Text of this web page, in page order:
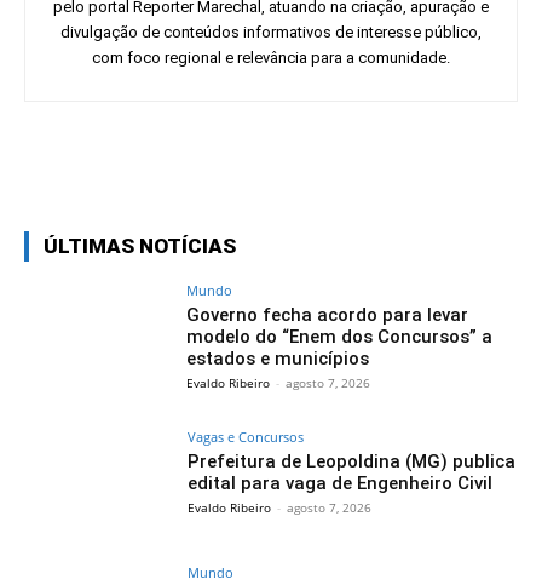
pelo portal Reporter Marechal, atuando na criação, apuração e
divulgação de conteúdos informativos de interesse público,
com foco regional e relevância para a comunidade.
ÚLTIMAS NOTÍCIAS
Mundo
Governo fecha acordo para levar
modelo do “Enem dos Concursos” a
estados e municípios
Evaldo Ribeiro - agosto 7, 2026
Vagas e Concursos
Prefeitura de Leopoldina (MG) publica
edital para vaga de Engenheiro Civil
Evaldo Ribeiro - agosto 7, 2026
Mundo